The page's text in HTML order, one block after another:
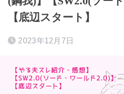
【底辺スタート】
2023年12月7日